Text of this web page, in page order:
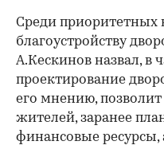
Среди приоритетных
благоустройству
А.Кескинов назвал, в
проектирование
его мнению,
жителей, заранее
финансовые ресурсы,